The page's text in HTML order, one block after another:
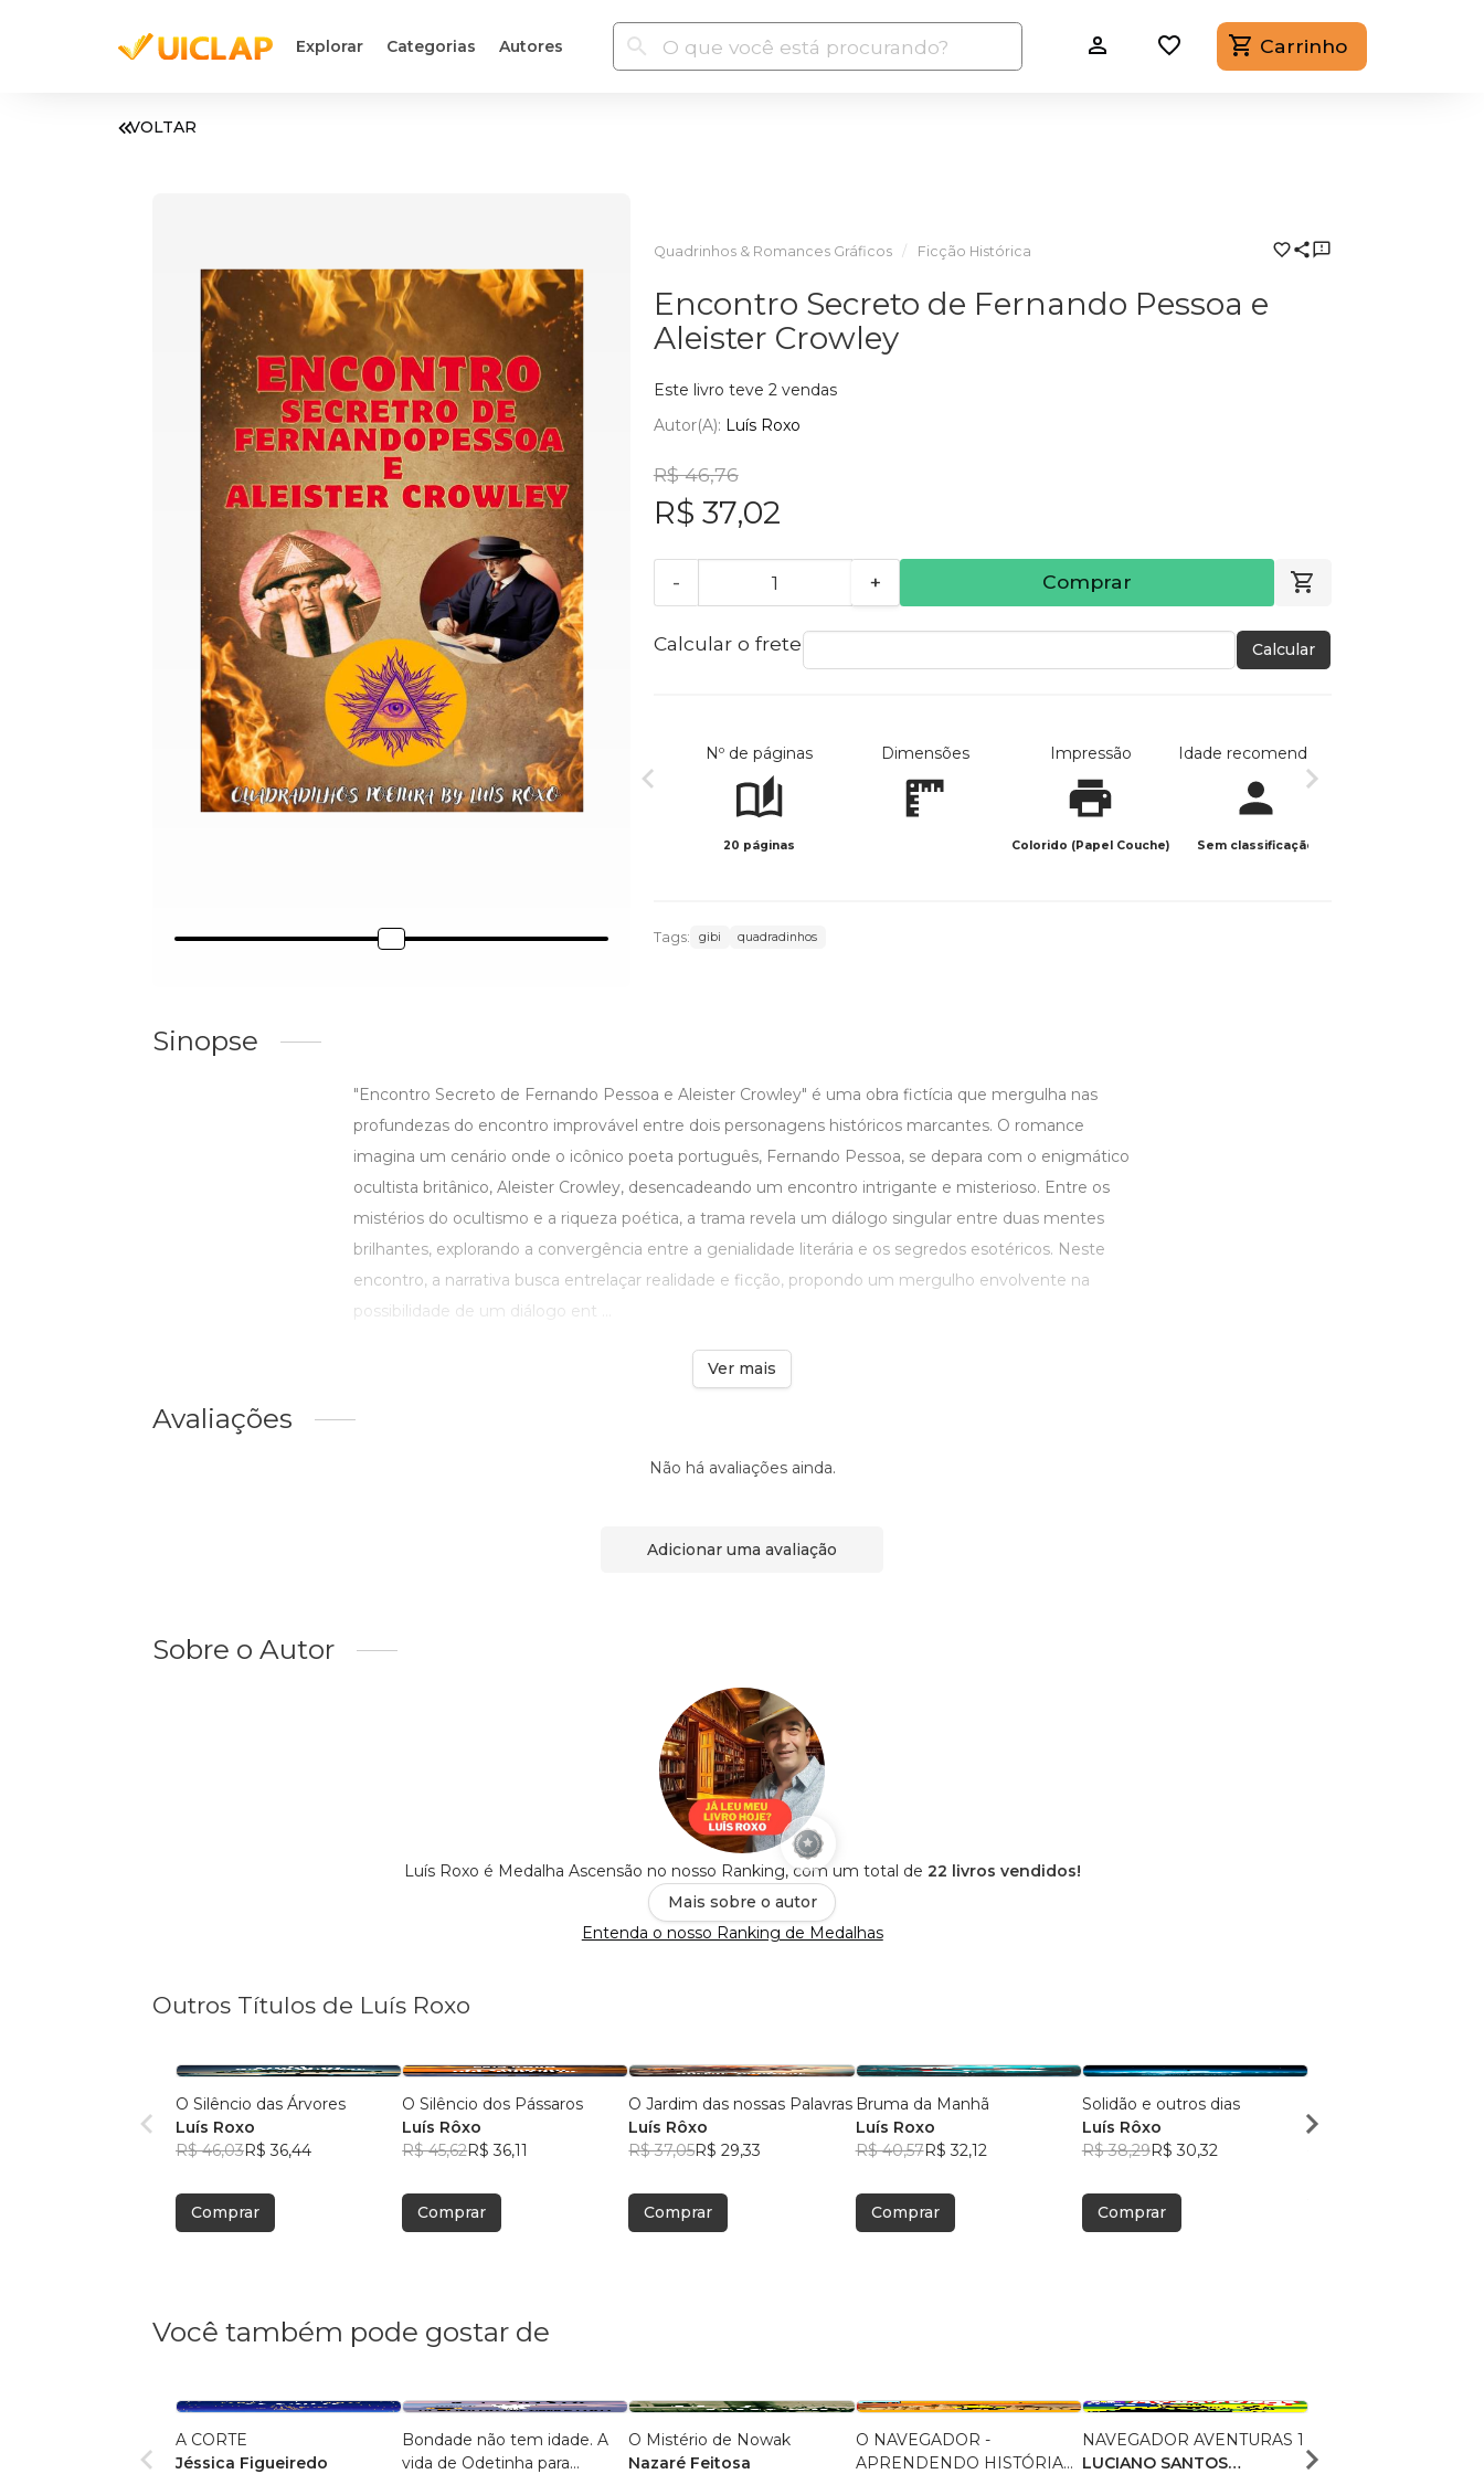
Explorar Categorias Autores Carrinho
VOLTAR
Quadrinhos & Romances Gráficos Ficção Histórica
Encontro Secreto de Fernando Pessoa e
Aleister Crowley
Este livro teve 2 vendas
Autor(a): Luís Roxo
R$ 46,76
R$ 37,02
- + Comprar
Calcular o frete Calcular
Nº de páginas
20 páginas
Dimensões Impressão
Colorido (Papel Couche)
Idade recomendada
Sem classificação
Tags: gibi quadradinhos
Sinopse
"Encontro Secreto de Fernando Pessoa e Aleister Crowley" é uma obra fictícia que mergulha nas
profundezas do encontro improvável entre dois personagens históricos marcantes. O romance
imagina um cenário onde o icônico poeta português, Fernando Pessoa, se depara com o enigmático
ocultista britânico, Aleister Crowley, desencadeando um encontro intrigante e misterioso. Entre os
mistérios do ocultismo e a riqueza poética, a trama revela um diálogo singular entre duas mentes
brilhantes, explorando a convergência entre a genialidade literária e os segredos esotéricos. Neste
encontro, a narrativa busca entrelaçar realidade e ficção, propondo um mergulho envolvente na
possibilidade de um diálogo ent ...
Ver mais
Avaliações
Não há avaliações ainda.
Adicionar uma avaliação
Sobre o Autor
Luís Roxo é Medalha Ascensão no nosso Ranking, com um total de 22 livros vendidos!
Mais sobre o autor
Entenda o nosso Ranking de Medalhas
Outros Títulos de Luís Roxo
O Silêncio das Árvores
Luís Roxo
R$ 46,03R$ 36,44
Comprar
O Silêncio dos Pássaros
Luís Rôxo
R$ 45,62R$ 36,11
Comprar
O Jardim das nossas Palavras
Luís Rôxo
R$ 37,05R$ 29,33
Comprar
Bruma da Manhã
Luís Roxo
R$ 40,57R$ 32,12
Comprar
Solidão e outros dias
Luís Rôxo
R$ 38,29R$ 30,32
Comprar
Luís Roxo
Você também pode gostar de
A CORTE
Jéssica Figueiredo
Bondade não tem idade. A
vida de Odetinha para
O Mistério de Nowak
Nazaré Feitosa
O NAVEGADOR -
APRENDENDO HISTÓRIA
NAVEGADOR AVENTURAS 1
LUCIANO SANTOS
APRENDENDO